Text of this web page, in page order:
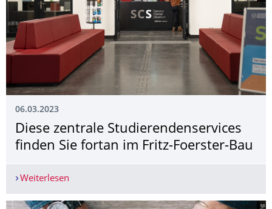
06.03.2023
Diese zentrale Studierendenser­vices
finden Sie fortan im Fritz-Foerster-Bau
Weiterlesen